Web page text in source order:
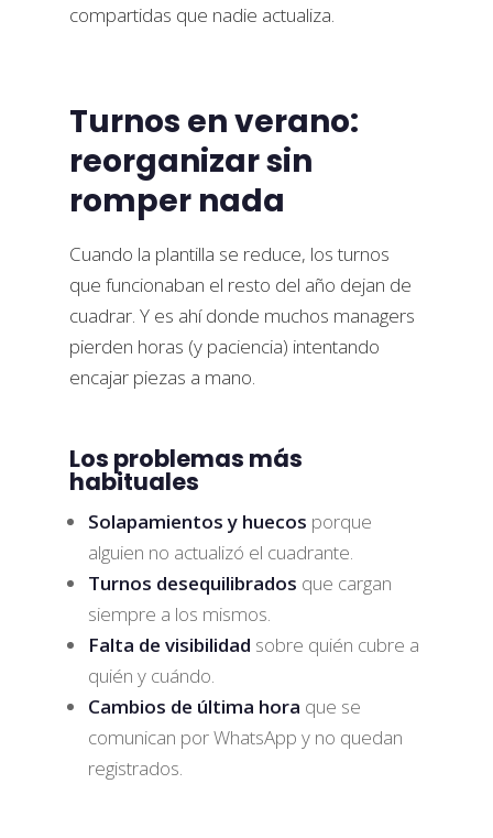
compartidas que nadie actualiza.
Turnos en verano:
reorganizar sin
romper nada
Cuando la plantilla se reduce, los turnos
que funcionaban el resto del año dejan de
cuadrar. Y es ahí donde muchos managers
pierden horas (y paciencia) intentando
encajar piezas a mano.
Los problemas más
habituales
Solapamientos y huecos porque
alguien no actualizó el cuadrante.
Turnos desequilibrados que cargan
siempre a los mismos.
Falta de visibilidad sobre quién cubre a
quién y cuándo.
Cambios de última hora que se
comunican por WhatsApp y no quedan
registrados.